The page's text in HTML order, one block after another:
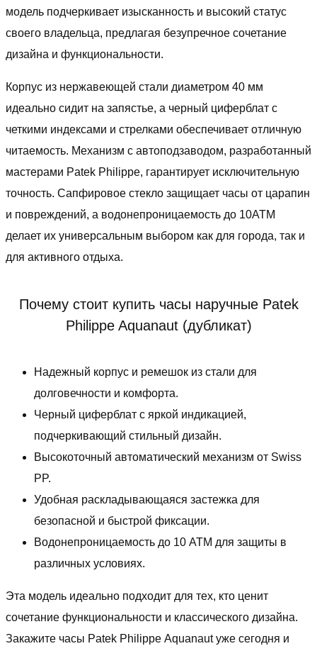
модель подчеркивает изысканность и высокий статус
своего владельца, предлагая безупречное сочетание
дизайна и функциональности.
Корпус из нержавеющей стали диаметром 40 мм
идеально сидит на запястье, а черный циферблат с
четкими индексами и стрелками обеспечивает отличную
читаемость. Механизм с автоподзаводом, разработанный
мастерами Patek Philippe, гарантирует исключительную
точность. Сапфировое стекло защищает часы от царапин
и повреждений, а водонепроницаемость до 10ATM
делает их универсальным выбором как для города, так и
для активного отдыха.
Почему стоит купить часы наручные Patek
Philippe Aquanaut (дубликат)
Надежный корпус и ремешок из стали для
долговечности и комфорта.
Черный циферблат с яркой индикацией,
подчеркивающий стильный дизайн.
Высокоточный автоматический механизм от Swiss
PP.
Удобная раскладывающаяся застежка для
безопасной и быстрой фиксации.
Водонепроницаемость до 10 ATM для защиты в
различных условиях.
Эта модель идеально подходит для тех, кто ценит
сочетание функциональности и классического дизайна.
Закажите часы Patek Philippe Aquanaut уже сегодня и